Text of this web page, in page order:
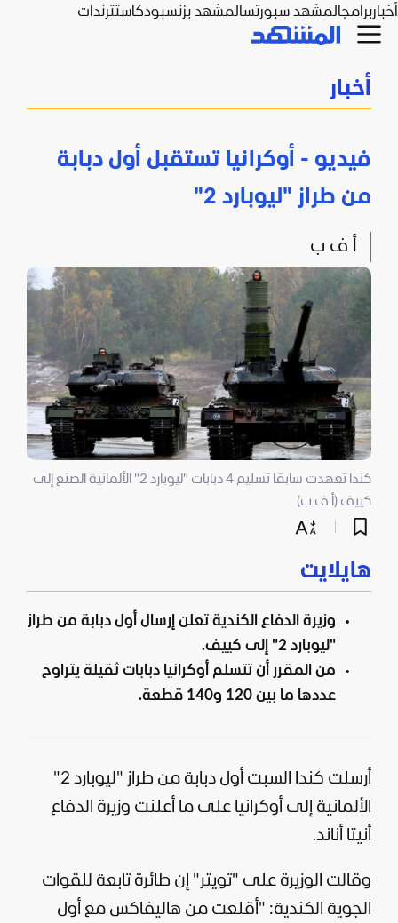
أخباربرامجالمشهد سبورتسالمشهد بزنسبودكاستترندات
أخبار
فيديو - أوكرانيا تستقبل أول دبابة
من طراز "ليوبارد 2"
أ ف ب
كندا تعهدت سابقا تسليم 4 دبابات "ليوبارد 2" الألمانية الصنع إلى
كييف (أ ف ب)
هايلايت
وزيرة الدفاع الكندية تعلن إرسال أول دبابة من طراز
"ليوبارد 2" إلى كييف.
من المقرر أن تتسلم أوكرانيا دبابات ثقيلة يتراوح
عددها ما بين 120 و140 قطعة.
أرسلت كندا السبت أول دبابة من طراز "ليوبارد 2"
الألمانية إلى أوكرانيا على ما أعلنت وزيرة الدفاع
أنيتا أناند.
وقالت الوزيرة على "تويتر" إن طائرة تابعة للقوات
الجوية الكندية: "أقلعت من هاليفاكس مع أول